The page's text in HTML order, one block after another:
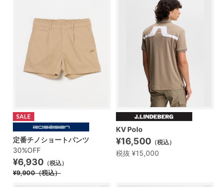
定番チノショートパンツ
30%OFF
¥6,930 （税込）
¥9,900（税込）
KV Polo
¥16,500 （税込）
税抜 ¥15,000